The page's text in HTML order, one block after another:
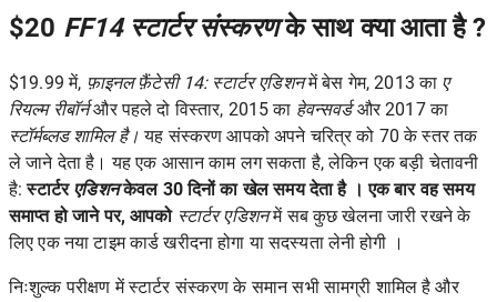
$20 FF14 स्टार्टर संस्करणके साथ क्या आता है ?
$19.99 में, फ़ाइनल फ़ैंटेसी 14: स्टार्टर एडिशनमें बेस गेम, 2013 का ए
रियल्म रीबॉर्नऔर पहले दो विस्तार, 2015 का हेवन्सवर्डऔर 2017 का
स्टॉर्मब्लड शामिल है। यह संस्करण आपको अपने चरित्र को 70 के स्तर तक
ले जाने देता है। यह एक आसान काम लग सकता है, लेकिन एक बड़ी चेतावनी
है:स्टार्टर एडिशनकेवल 30 दिनों का खेल समय देता है । एक बार वह समय
समाप्त हो जाने पर, आपको स्टार्टर एडिशनमें सब कुछ खेलना जारी रखने के
लिए एक नया टाइम कार्ड खरीदना होगा या सदस्यता लेनी होगी ।
निःशुल्क परीक्षण में स्टार्टर संस्करण के समान सभी सामग्री शामिल है और